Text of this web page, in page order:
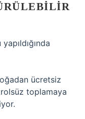
ücretsiz
toplamaya